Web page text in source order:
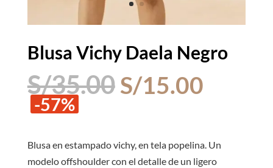
Blusa Vichy Daela Negro
S/35.00 El
precio
S/35.00.
S/15.00El
precio
S/
-57%
Blusa en estampado vichy, en tela popelina. Un
modelo offshoulder con el detalle de un ligero